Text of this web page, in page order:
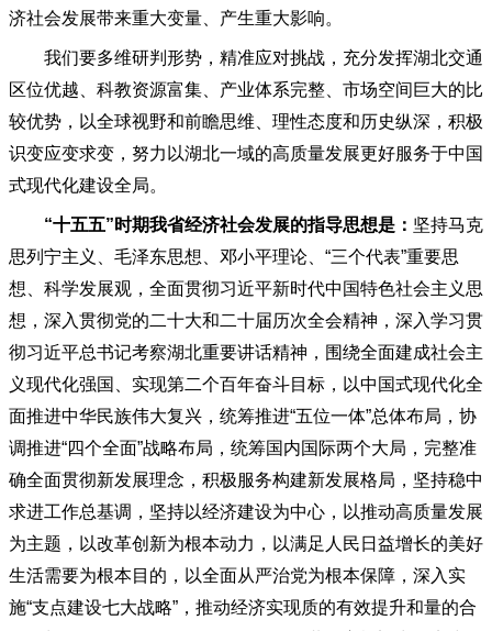
济社会发展带来重大变量、产生重大影响。
我们要多维研判形势，精准应对挑战，充分发挥湖北交通
区位优越、科教资源富集、产业体系完整、市场空间巨大的比
较优势，以全球视野和前瞻思维、理性态度和历史纵深，积极
识变应变求变，努力以湖北一域的高质量发展更好服务于中国
式现代化建设全局。
“十五五”时期我省经济社会发展的指导思想是： 坚持马克
思列宁主义、毛泽东思想、邓小平理论、 “三个代表”重要思
想、科学发展观，全面贯彻习近平新时代中国特色社会主义思
想，深入贯彻党的二十大和二十届历次全会精神，深入学习贯
彻习近平总书记考察湖北重要讲话精神，围绕全面建成社会主
义现代化强国、实现第二个百年奋斗目标，以中国式现代化全
面推进中华民族伟大复兴，统筹推进“五位一体”总体布局，协
调推进“四个全面”战略布局，统筹国内国际两个大局，完整准
确全面贯彻新发展理念，积极服务构建新发展格局，坚持稳中
求进工作总基调，坚持以经济建设为中心，以推动高质量发展
为主题，以改革创新为根本动力，以满足人民日益增长的美好
生活需要为根本目的，以全面从严治党为根本保障，深入实
施“支点建设七大战略”，推动经济实现质的有效提升和量的合